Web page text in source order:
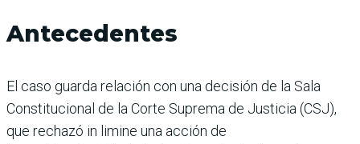
Antecedentes
El caso guarda relación con una decisión de la Sala
Constitucional de la Corte Suprema de Justicia (CSJ),
que rechazó in limine una acción de